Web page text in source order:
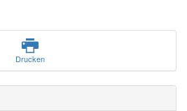
Drucken